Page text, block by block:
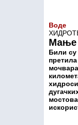
Воде
Мање
Били су